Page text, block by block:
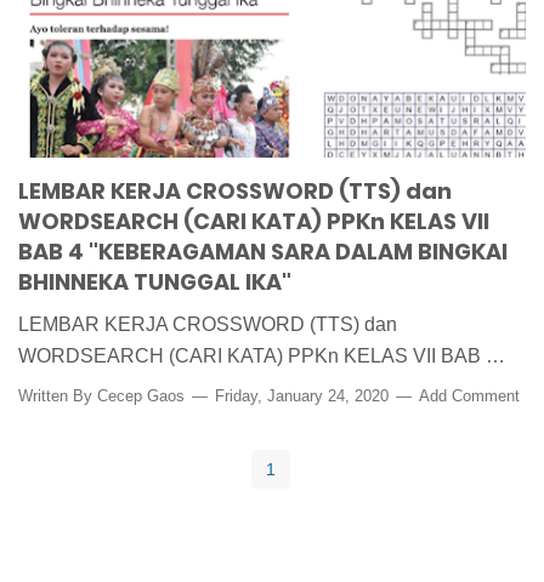
TTS Word Search
LEMBAR KERJA CROSSWORD (TTS) dan
WORDSEARCH (CARI KATA) PPKn KELAS VII
BAB 4 "KEBERAGAMAN SARA DALAM BINGKAI
BHINNEKA TUNGGAL IKA"
LEMBAR KERJA CROSSWORD (TTS) dan
WORDSEARCH (CARI KATA) PPKn KELAS VII BAB …
Written By Cecep Gaos Friday, January 24, 2020 Add Comment
1